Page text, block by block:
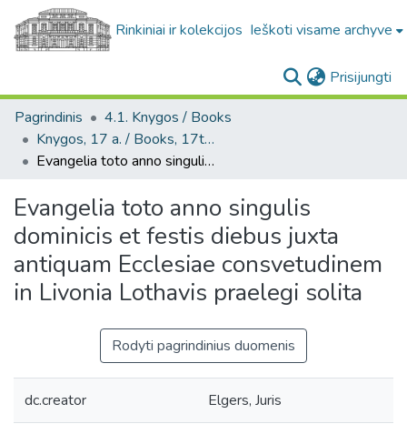
Rinkiniai ir kolekcijos Ieškoti visame archyve
Prisijungti
Pagrindinis
4.1. Knygos / Books
Knygos, 17 a. / Books, 17th century
Evangelia toto anno singulis dominicis et festis diebus juxta antiquam Ecclesiae consvetudinem in Livonia Lothavis praelegi solita
Evangelia toto anno singulis
dominicis et festis diebus juxta
antiquam Ecclesiae consvetudinem
in Livonia Lothavis praelegi solita
Rodyti pagrindinius duomenis
dc.creator Elgers, Juris